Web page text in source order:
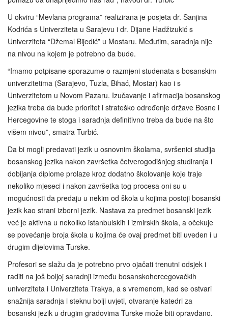
U okviru “Mevlana programa” realizirana je posjeta dr. Sanjina
Kodrića s Univerziteta u Sarajevu i dr. Dijane Hadžizukić s
Univerziteta “Džemal Bijedić” u Mostaru. Međutim, saradnja nije
na nivou na kojem je potrebno da bude.
“Imamo potpisane sporazume o razmjeni studenata s bosanskim
univerzitetima (Sarajevo, Tuzla, Bihać, Mostar) kao i s
Univerzitetom u Novom Pazaru. Izučavanje i afirmacija bosanskog
jezika treba da bude prioritet i strateško određenje države Bosne i
Hercegovine te stoga i saradnja definitivno treba da bude na što
višem nivou”, smatra Turbić.
Da bi mogli predavati jezik u osnovnim školama, svršenici studija
bosanskog jezika nakon završetka četverogodišnjeg studiranja i
dobijanja diplome prolaze kroz dodatno školovanje koje traje
nekoliko mjeseci i nakon završetka tog procesa oni su u
mogućnosti da predaju u nekim od škola u kojima postoji bosanski
jezik kao strani izborni jezik. Nastava za predmet bosanski jezik
već je aktivna u nekoliko istanbulskih i izmirskih škola, a očekuje
se povećanje broja škola u kojima će ovaj predmet biti uveden i u
drugim dijelovima Turske.
Profesori se slažu da je potrebno prvo ojačati trenutni odsjek i
raditi na još boljoj saradnji između bosanskohercegovačkih
univerziteta i Univerziteta Trakya, a s vremenom, kad se ostvari
snažnija saradnja i steknu bolji uvjeti, otvaranje katedri za
bosanski jezik u drugim gradovima Turske može biti opravdano.